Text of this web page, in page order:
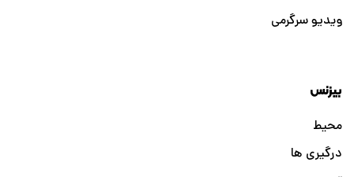
ویدیو سرگرمی
بیزنس
محیط
درگیری ها